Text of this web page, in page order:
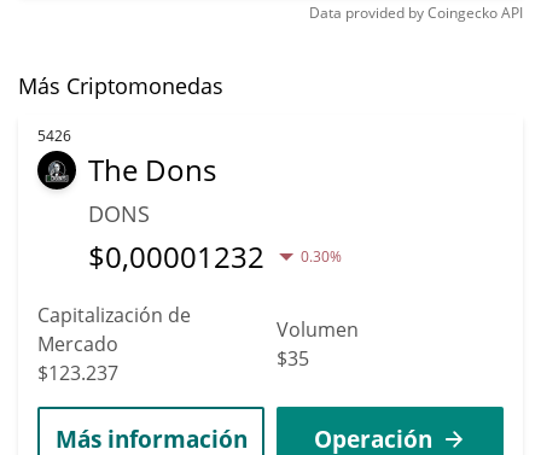
Data provided byCoingeckoAPI
Más Criptomonedas
5426
The Dons
DONS
$0,00001232 0.30%
Capitalización de
Mercado
$123.237
Volumen
$35
Más información Operación